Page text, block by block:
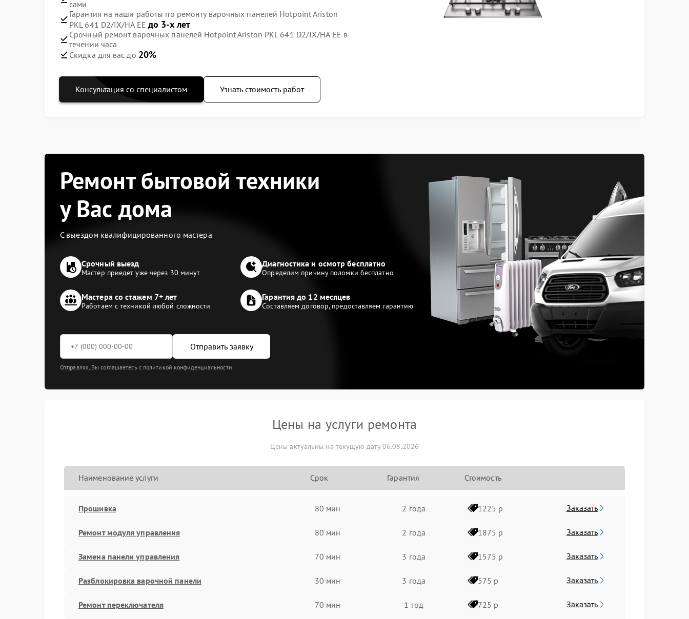
сами
Гарантия на наши работы по ремонту варочных панелей Hotpoint Ariston
PKL 641 D2/IX/HA EE до 3-х лет
Срочный ремонт варочных панелей Hotpoint Ariston PKL 641 D2/IX/HA EE в
течении часа
Скидка для вас до 20%
Консультация со специалистом Узнать стоимость работ
Ремонт бытовой техники
у Вас дома
С выездом квалифицированного мастера
Срочный выезд
Мастер приедет уже через 30 минут
Диагностика и осмотр бесплатно
Определим причину поломки бесплатно
Мастера со стажем 7+ лет
Работаем с техникой любой сложности
Гарантия до 12 месяцев
Составляем договор, предоставляем гарантию
Отправить заявку
Отправляя, Вы соглашаетесь с политикой конфиденциальности
Цены на услуги ремонта
Цены актуальны на текущую дату 06.08.2026
Наименование услуги Срок Гарантия Стоимость
Прошивка 80 мин 2 года 1225 р Заказать
Ремонт модуля управления 80 мин 2 года 1875 р Заказать
Замена панели управления 70 мин 3 года 1575 р Заказать
Разблокировка варочной панели 30 мин 3 года 575 р Заказать
Ремонт переключателя 70 мин 1 год 725 р Заказать